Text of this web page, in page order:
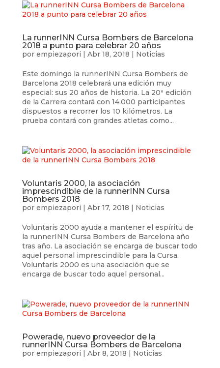
La runnerINN Cursa Bombers de Barcelona
2018 a punto para celebrar 20 años
por empiezapori | Abr 18, 2018 | Noticias
Este domingo la runnerINN Cursa Bombers de
Barcelona 2018 celebrará una edición muy
especial: sus 20 años de historia. La 20ª edición
de la Carrera contará con 14.000 participantes
dispuestos a recorrer los 10 kilómetros. La
prueba contará con grandes atletas como...
Voluntaris 2000, la asociación
imprescindible de la runnerINN Cursa
Bombers 2018
por empiezapori | Abr 17, 2018 | Noticias
Voluntaris 2000 ayuda a mantener el espíritu de
la runnerINN Cursa Bombers de Barcelona año
tras año. La asociación se encarga de buscar todo
aquel personal imprescindible para la Cursa.
Voluntaris 2000 es una asociación que se
encarga de buscar todo aquel personal...
Powerade, nuevo proveedor de la
runnerINN Cursa Bombers de Barcelona
por empiezapori | Abr 8, 2018 | Noticias